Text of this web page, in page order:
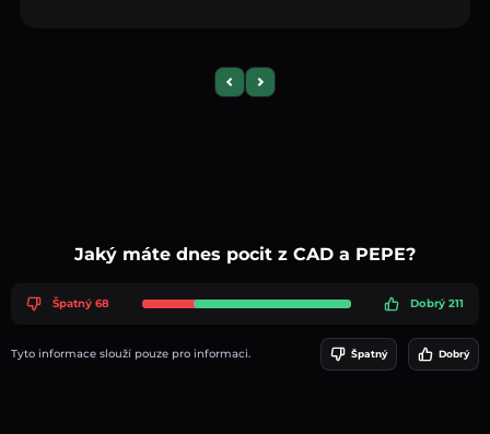
Previous slide
Next slide
Jaký máte dnes pocit z CAD a PEPE?
Špatný 68 Dobrý 211
Tyto informace slouží pouze pro informaci. Špatný Dobrý